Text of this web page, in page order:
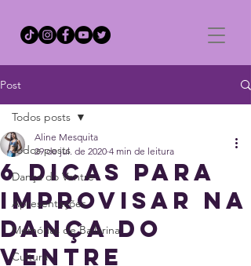
Post
Todos posts
Dança do Ventre
Apresentações
Memórias de Bailarina
Cultura
Todos posts
6 dicas para
improvisar na
dança do
ventre
Aline Mesquita
29 de jul. de 2020 4 min de leitura